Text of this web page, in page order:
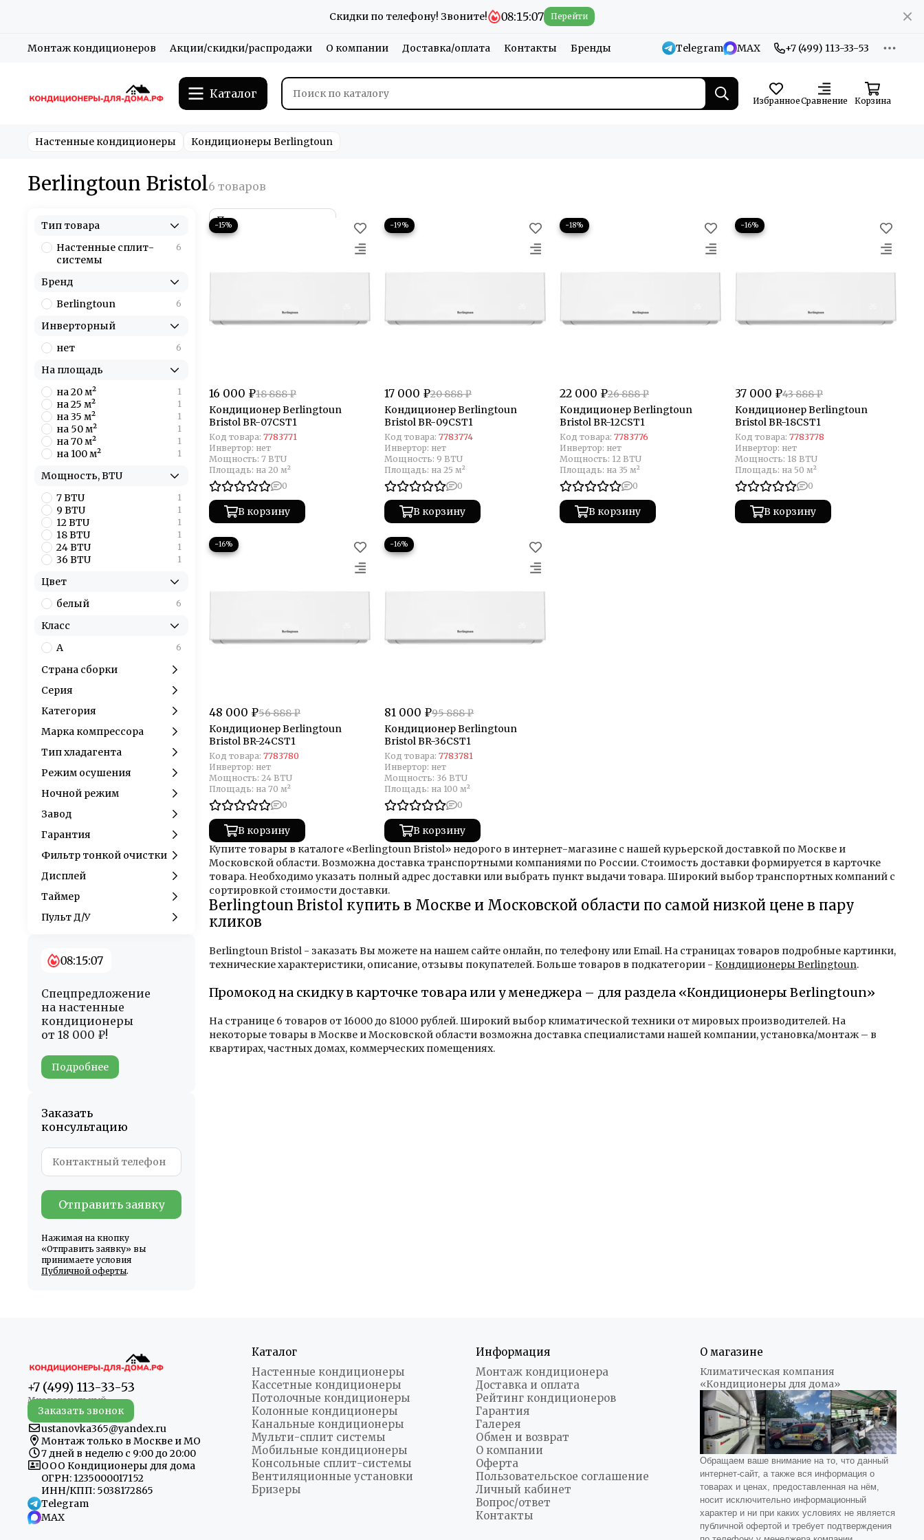
Скидки по телефону! Звоните! 08:15:05 Перейти
Монтаж кондиционеров Акции/скидки/распродажи О компании Доставка/оплата Контакты Бренды Telegram MAX +7 (499) 113-33-53
Каталог
ИзбранноеСравнение Корзина
Настенные кондиционеры Кондиционеры Berlingtoun
Berlingtoun Bristol
−15%
16 000 ₽18 888 ₽
Кондиционер Berlingtoun
Bristol BR-07CST1
Код товара: 7783771
Инвертор: нет
Мощность: 7 BTU
Площадь: на 20 м²
0
В корзину
−19%
17 000 ₽20 888 ₽
Кондиционер Berlingtoun
Bristol BR-09CST1
Код товара: 7783774
Инвертор: нет
Мощность: 9 BTU
Площадь: на 25 м²
0
В корзину
−18%
22 000 ₽26 888 ₽
Кондиционер Berlingtoun
Bristol BR-12CST1
Код товара: 7783776
Инвертор: нет
Мощность: 12 BTU
Площадь: на 35 м²
0
В корзину
−16%
37 000 ₽43 888 ₽
Кондиционер Berlingtoun
Bristol BR-18CST1
Код товара: 7783778
Инвертор: нет
Мощность: 18 BTU
Площадь: на 50 м²
0
В корзину
−16%
48 000 ₽56 888 ₽
Кондиционер Berlingtoun
Bristol BR-24CST1
Код товара: 7783780
Инвертор: нет
Мощность: 24 BTU
Площадь: на 70 м²
0
В корзину
−16%
81 000 ₽95 888 ₽
Кондиционер Berlingtoun
Bristol BR-36CST1
Код товара: 7783781
Инвертор: нет
Мощность: 36 BTU
Площадь: на 100 м²
0
В корзину
Купите товары в каталоге «Berlingtoun Bristol» недорого в интернет-магазине с нашей курьерской доставкой по Москве и
Московской области. Возможна доставка транспортными компаниями по России. Стоимость доставки формируется в карточке
товара. Необходимо указать полный адрес доставки или выбрать пункт выдачи товара. Широкий выбор транспортных компаний с
сортировкой стоимости доставки.
Berlingtoun Bristol купить в Москве и Московской области по самой низкой цене в пару
кликов
Berlingtoun Bristol - заказать Вы можете на нашем сайте онлайн, по телефону или Email. На страницах товаров подробные картинки,
технические характеристики, описание, отзывы покупателей. Больше товаров в подкатегории - Кондиционеры Berlingtoun.
Промокод на скидку в карточке товара или у менеджера – для раздела «Кондиционеры Berlingtoun»
На странице 6 товаров от 16000 до 81000 рублей. Широкий выбор климатической техники от мировых производителей. На
некоторые товары в Москве и Московской области возможна доставка специалистами нашей компании, установка/монтаж – в
квартирах, частных домах, коммерческих помещениях.
Тип товара
Настенные сплит-
системы
6
Бренд
Berlingtoun
6
Инверторный
нет
6
На площадь
на 20 м²
1
на 25 м² 1
на 35 м² 1
на 50 м² 1
на 70 м² 1
на 100 м² 1
Мощность, BTU
7 BTU
1
9 BTU 1
12 BTU 1
18 BTU 1
24 BTU 1
36 BTU 1
Цвет
белый
6
Класс
A
6
Страна сборки
Серия
Категория
Марка компрессора
Тип хладагента
Режим осушения
Ночной режим
Завод
Гарантия
Фильтр тонкой очистки
Дисплей
Таймер
Пульт Д/У
08:15:05
Спецпредложение
на настенные
кондиционеры
от 18 000 ₽!
Подробнее
Заказать
консультацию
Отправить заявку
Нажимая на кнопку
«Отправить заявку» вы
принимаете условия
Публичной оферты.
+7 (499) 113-33-53
Заказать звонок
ustanovka365@yandex.ru
Монтаж только в Москве и МО
7 дней в неделю с 9:00 до 20:00
ООО Кондиционеры для дома
ОГРН: 1235000017152
ИНН/КПП: 5038172865
Telegram
MAX
Каталог
Настенные кондиционеры
Кассетные кондиционеры
Потолочные кондиционеры
Колонные кондиционеры
Канальные кондиционеры
Мульти-сплит системы
Мобильные кондиционеры
Консольные сплит-системы
Вентиляционные установки
Бризеры
Информация
Монтаж кондиционера
Доставка и оплата
Рейтинг кондиционеров
Гарантия
Галерея
Обмен и возврат
О компании
Оферта
Пользовательское соглашение
Личный кабинет
Вопрос/ответ
Контакты
О магазине
Климатическая компания
«Кондиционеры для дома»
Обращаем ваше внимание на то, что данный
интернет-сайт, а также вся информация о
товарах и ценах, предоставленная на нём,
носит исключительно информационный
характер и ни при каких условиях не является
публичной офертой и требует подтверждения